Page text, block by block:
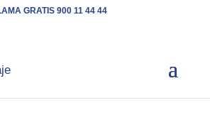
GRATIS 900 11 44 44